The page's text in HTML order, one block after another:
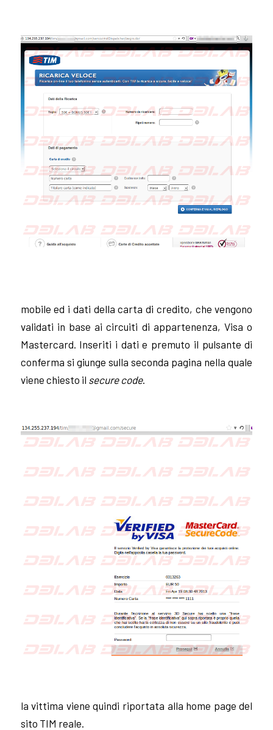
mobile ed i dati della carta di credito, che vengono
validati in base ai circuiti di appartenenza, Visa o
Mastercard. Inseriti i dati e premuto il pulsante di
conferma si giunge sulla seconda pagina nella quale
viene chiesto il secure code.
la vittima viene quindi riportata alla home page del
sito TIM reale.